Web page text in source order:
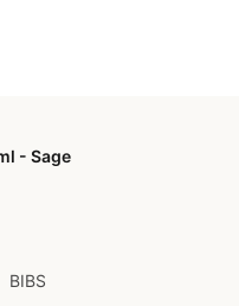
- Sage
BIBS